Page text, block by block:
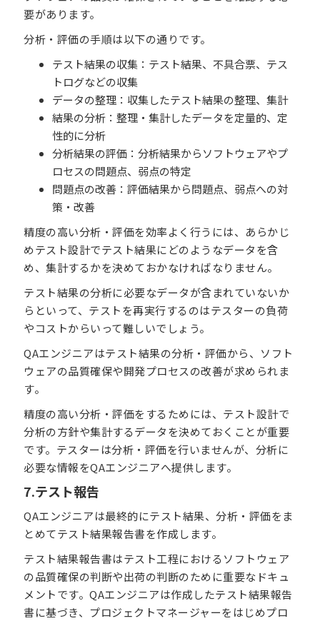
要があります。
分析・評価の手順は以下の通りです。
テスト結果の収集：テスト結果、不具合票、テス
トログなどの収集
データの整理：収集したテスト結果の整理、集計
結果の分析：整理・集計したデータを定量的、定
性的に分析
分析結果の評価：分析結果からソフトウェアやプ
ロセスの問題点、弱点の特定
問題点の改善：評価結果から問題点、弱点への対
策・改善
精度の高い分析・評価を効率よく行うには、あらかじ
めテスト設計でテスト結果にどのようなデータを含
め、集計するかを決めておかなければなりません。
テスト結果の分析に必要なデータが含まれていないか
らといって、テストを再実行するのはテスターの負荷
やコストからいって難しいでしょう。
QAエンジニアはテスト結果の分析・評価から、ソフト
ウェアの品質確保や開発プロセスの改善が求められま
す。
精度の高い分析・評価をするためには、テスト設計で
分析の方針や集計するデータを決めておくことが重要
です。テスターは分析・評価を行いませんが、分析に
必要な情報をQAエンジニアへ提供します。
7.テスト報告
QAエンジニアは最終的にテスト結果、分析・評価をま
とめてテスト結果報告書を作成します。
テスト結果報告書はテスト工程におけるソフトウェア
の品質確保の判断や出荷の判断のために重要なドキュ
メントです。QAエンジニアは作成したテスト結果報告
書に基づき、プロジェクトマネージャーをはじめプロ